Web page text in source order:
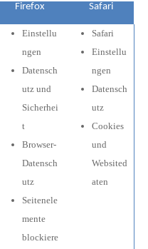
Firefox Safari
Einstellu
ngen
Datensch
utz und
Sicherhei
t
Browser-
Datensch
utz
Seitenele
mente
blockiere
Safari
Einstellu
ngen
Datensch
utz
Cookies
und
Websited
aten